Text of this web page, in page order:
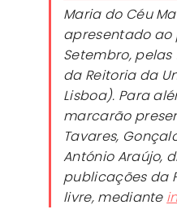
Maria do Céu
apresentado ao
Setembro, pelas
da Reitoria da
Lisboa). Para
marcarão
Tavares,
António Araújo,
publicações da
livre, mediante